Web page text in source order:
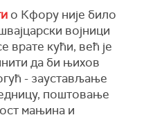
о Кфору није било
војници
врате кући, већ је
да би њихов
- заустављање
поштовање
мањина и